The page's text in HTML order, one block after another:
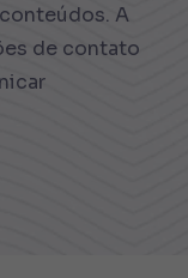
A
de contato